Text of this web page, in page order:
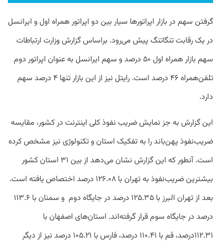
گرفتن سهم در بازار اپراتورها سیار بین دو اپراتور همراه اول و ایرانسل
در یک رقابت تنگاتنگ پیش می‌رود. براساس گزارش وزارت ارتباطات
سهم بازار همراه اول ۵۰ درصد و سهم ایرانسل به عنوان اپراتور دوم
تلفن‌همراه ۴۶ درصد است. رایتل نیز از این بازار تنها ۴ درصد سهم
دارد.
این گزارش به جز نمایش ضریب نفوذ کلی اینترنت در کشور، مقایسه
ضریب‌نفوذ پهن‌باند را به تفکیک استان و تکنولوژی نیز مشخص کرده
است. آنطور که این گزارش نشان می‌دهد از بین ۳۱ استان کشور
بیشترین ضریب‌نفوذ به تهران با ۱۲۶.۰۸ درصد اختصاص یافته است.
بعد از تهران البرز با ۱۲۵.۳۵ درصد در جایگاه دوم
و سمنان با ۱۱۳.۶
درصد در جایگاه سوم قرار گرفته‌اند. استان‌های اصفهان با
۱۱۲.۳۱درصد، قم با ۱۱۰.۴۱ درصد، فارس با ۱۰۵.۲۱ درصد نیز از دیگر